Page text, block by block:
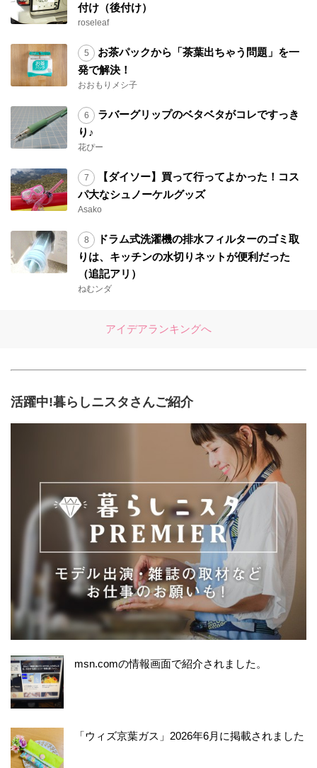
付け（後付け）
roseleaf
お茶パックから「茶葉出ちゃう問題」を一
発で解決！
おおもりメシ子
ラバーグリップのベタベタがコレですっき
り♪
花ぴー
【ダイソー】買って行ってよかった！コス
パ大なシュノーケルグッズ
Asako
ドラム式洗濯機の排水フィルターのゴミ取
りは、キッチンの水切りネットが便利だった
（追記アリ）
ねむンダ
アイデアランキングへ
活躍中!暮らしニスタさんご紹介
msn.comの情報画面で紹介されました。
「ウィズ京葉ガス」2026年6月に掲載されました